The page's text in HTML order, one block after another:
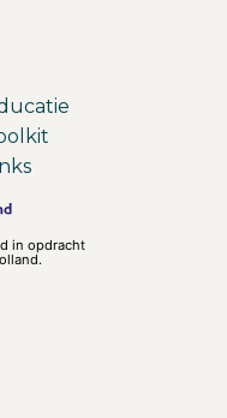
in opdracht